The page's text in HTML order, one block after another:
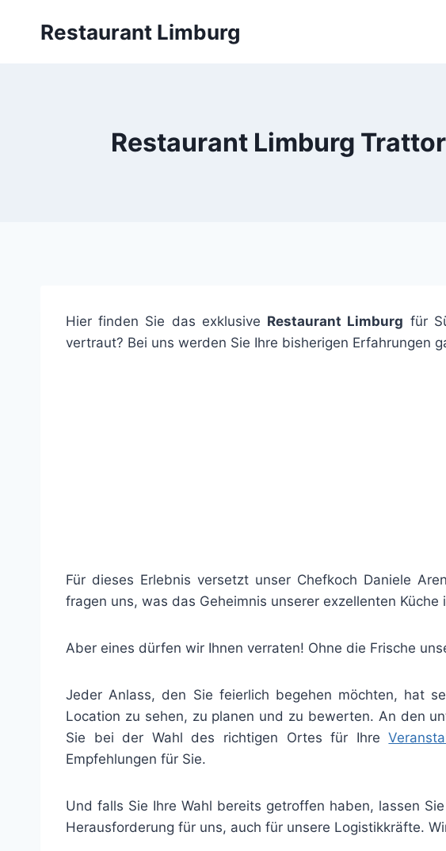
Restaurant Limburg
Restaurant Limburg
Hier finden Sie das exklusive Restaurant Limburg für
vertraut? Bei uns werden Sie Ihre bisherigen Erfahrungen
Für dieses Erlebnis versetzt unser Chefkoch Daniele
fragen uns, was das Geheimnis unserer exzellenten
Aber eines dürfen wir Ihnen verraten! Ohne die Frische
Jeder Anlass, den Sie feierlich begehen möchten, hat
Location zu sehen, zu planen und zu bewerten. An den
Sie bei der Wahl des richtigen Ortes für Ihre
Empfehlungen für Sie.
Und falls Sie Ihre Wahl bereits getroffen haben, lassen
Herausforderung für uns, auch für unsere Logistikkräfte.